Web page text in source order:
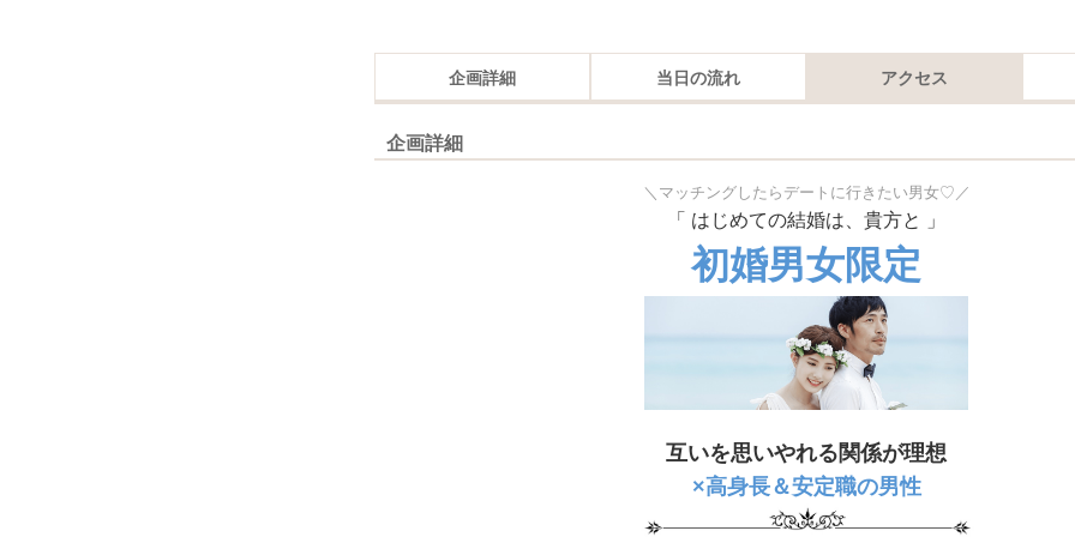
企画詳細 当日の流れ アクセス
企画詳細
＼マッチングしたらデートに行きたい男女♡／
「 はじめての結婚は、貴方と 」
初婚男女限定
互いを思いやれる関係が理想
×高身長＆安定職の男性